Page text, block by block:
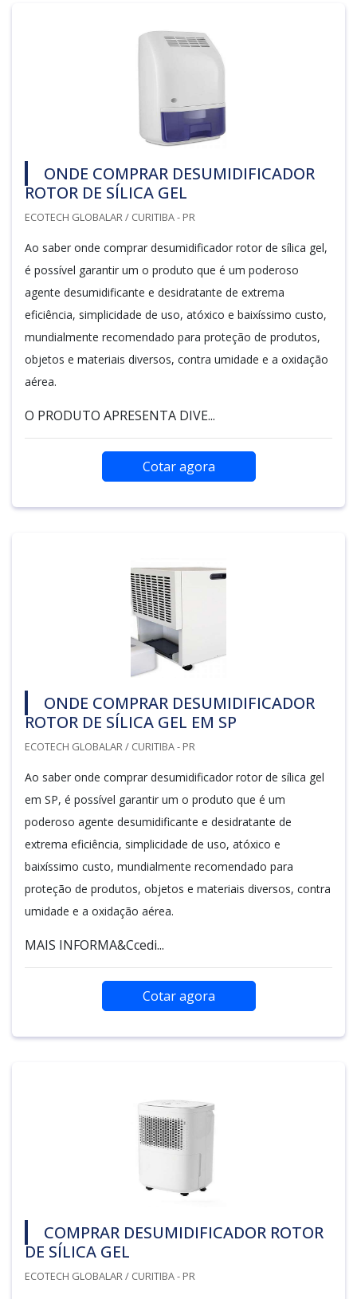
ONDE COMPRAR DESUMIDIFICADOR
ROTOR DE SÍLICA GEL
ECOTECH GLOBALAR / CURITIBA - PR
Ao saber onde comprar desumidificador rotor de sílica gel,
é possível garantir um o produto que é um poderoso
agente desumidificante e desidratante de extrema
eficiência, simplicidade de uso, atóxico e baixíssimo custo,
mundialmente recomendado para proteção de produtos,
objetos e materiais diversos, contra umidade e a oxidação
aérea.
O PRODUTO APRESENTA DIVE...
Cotar agora
ONDE COMPRAR DESUMIDIFICADOR
ROTOR DE SÍLICA GEL EM SP
ECOTECH GLOBALAR / CURITIBA - PR
Ao saber onde comprar desumidificador rotor de sílica gel
em SP, é possível garantir um o produto que é um
poderoso agente desumidificante e desidratante de
extrema eficiência, simplicidade de uso, atóxico e
baixíssimo custo, mundialmente recomendado para
proteção de produtos, objetos e materiais diversos, contra
umidade e a oxidação aérea.
MAIS INFORMA&Ccedi...
Cotar agora
COMPRAR DESUMIDIFICADOR ROTOR
DE SÍLICA GEL
ECOTECH GLOBALAR / CURITIBA - PR